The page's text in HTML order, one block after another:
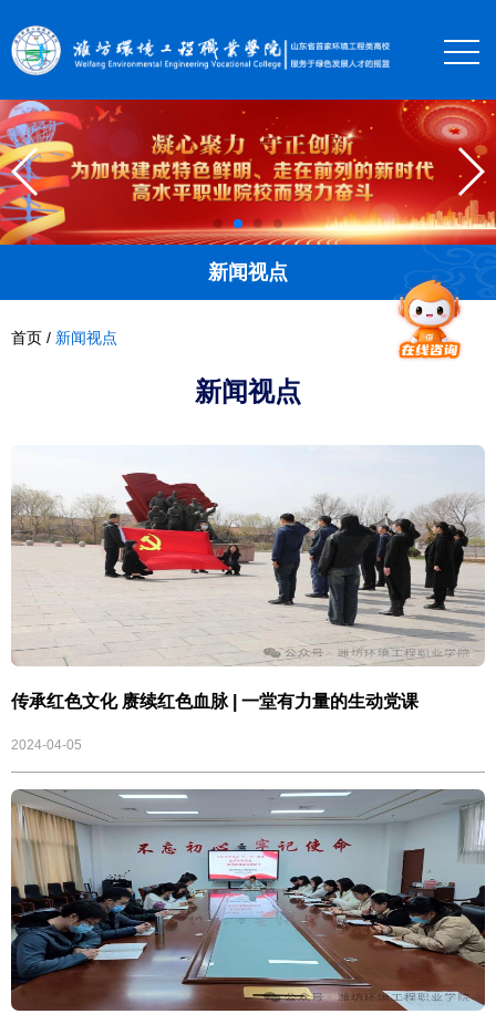
新闻视点
首页 / 新闻视点
新闻视点
传承红色文化 赓续红色血脉 | 一堂有力量的生动党课
2024-04-05